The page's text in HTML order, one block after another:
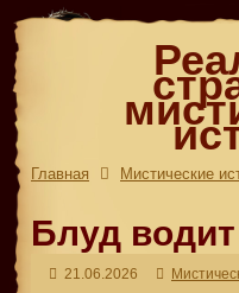
Главная Мистические
Блуд водит
21.06.2026